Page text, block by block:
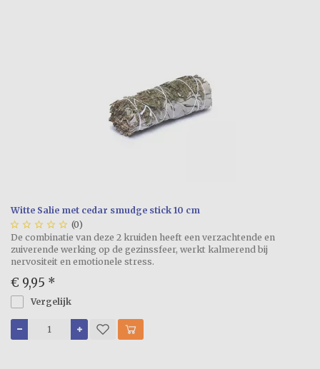
Witte Salie met cedar smudge stick 10 cm
     (0)
De combinatie van deze 2 kruiden heeft een verzachtende en
zuiverende werking op de gezinssfeer, werkt kalmerend bij
nervositeit en emotionele stress.
€ 9,95 *
Vergelijk